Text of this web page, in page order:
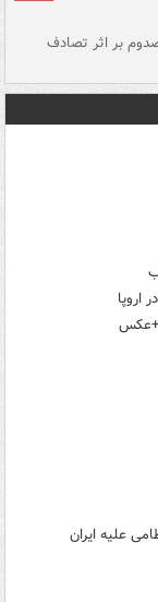
و ۵ مصدوم بر اثر تصادف
اروپا
علیه ایران